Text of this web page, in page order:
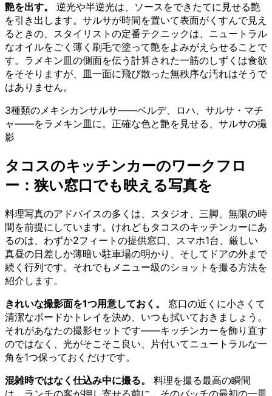
艶を出す。
逆光や半逆光は、ソースをできたてに見せる艶
を引き出します。サルサが時間を置いて表面がくすんで見え
るときの、スタイリストの定番テクニックは、ニュートラル
なオイルをごく薄く刷毛で塗って艶をよみがえらせることで
す。ラメキン皿の側面を伝う計算された一筋のしずくは食欲
をそそりますが、皿一面に飛び散った無秩序な汚れはそうで
はありません。
3種類のメキシカンサルサ——ベルデ、ロハ、サルサ・マチ
ャ——をラメキン皿に。正確な色と艶を見せる、サルサの撮
影
タコスのキッチンカーのワークフロ
ー：狭い窓口でも映える写真を
料理写真のアドバイスの多くは、スタジオ、三脚、無限の時
間を前提にしています。けれどもタコスのキッチンカーにあ
るのは、わずか2フィートの提供窓口、スマホ1台、厳しい
真昼の日差しか薄暗い駐車場の明かり、そしてドアの外まで
続く行列です。それでもメニュー級のショットを撮る方法を
紹介します。
きれいな撮影面を1つ用意しておく。
窓口の近くに小さくて
清潔なボードかトレイを決め、いつも拭いておきましょう。
それがあなたの撮影セットです——キッチンカーを飾り直す
のではなく、光がそこそこ良い、片付いてニュートラルな一
角を1つ保っておくだけです。
混雑時ではなく仕込み中に撮る。
料理を撮る最高の瞬間